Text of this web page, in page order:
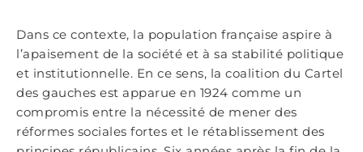
Dans ce contexte, la population française aspire à
l’apaisement de la société et à sa stabilité politique
et institutionnelle. En ce sens, la coalition du Cartel
des gauches est apparue en 1924 comme un
compromis entre la nécessité de mener des
réformes sociales fortes et le rétablissement des